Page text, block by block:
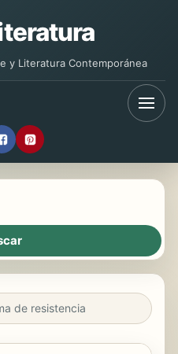
y Literatura Contemporánea
de resistencia